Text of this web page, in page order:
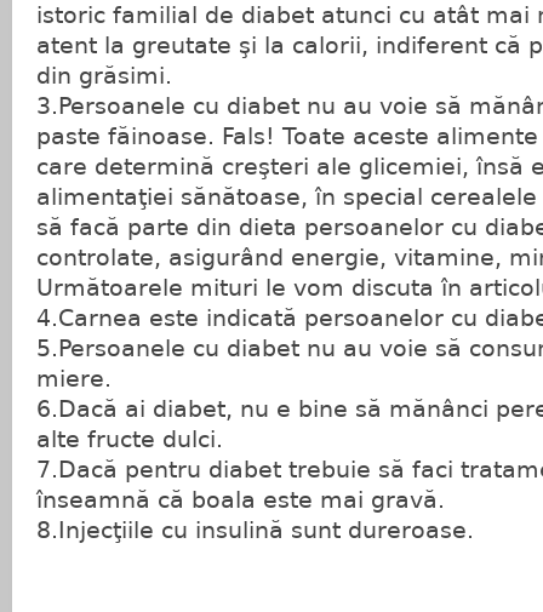
istoric familial de diabet atunci cu atât mai
atent la greutate şi la calorii, indiferent că
din grăsimi.
3.Persoanele cu diabet nu au voie să
paste făinoase. Fals! Toate aceste
care determină creşteri ale glicemiei, însă
alimentaţiei sănătoase, în special
să facă parte din dieta persoanelor cu
controlate, asigurând energie, vitamine,
Următoarele mituri le vom discuta în
4.Carnea este indicată persoanelor cu
5.Persoanele cu diabet nu au voie să
miere.
6.Dacă ai diabet, nu e bine să mănânci
alte fructe dulci.
7.Dacă pentru diabet trebuie să faci
înseamnă că boala este mai gravă.
8.Injecţiile cu insulină sunt dureroase.